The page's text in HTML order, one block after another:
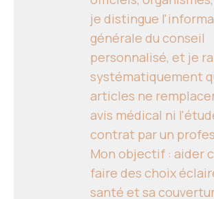
je distingue
générale du conseil
personnalisé, et je
systématiquement
articles ne
avis médical ni
contrat par un
Mon objectif : aider
faire des choix
santé et sa